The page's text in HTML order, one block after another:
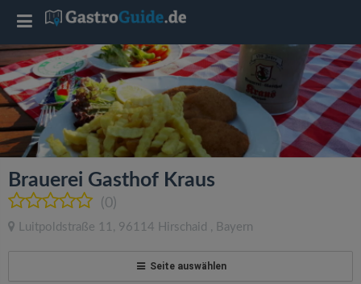
Brauerei Gasthof Kraus
(0)
Luitpoldstraße 11 , 96114 Hirschaid , Bayern
Seite auswählen
T
o
g
g
l
e